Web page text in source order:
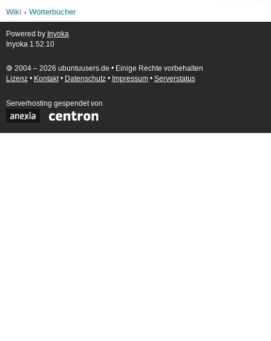
Wiki
Wörterbücher
Powered by Inyoka
Inyoka 1.52.10
🄯 2004 – 2026 ubuntuusers.de • Einige Rechte vorbehalten
Lizenz• Kontakt• Datenschutz• Impressum• Serverstatus
Serverhosting gespendet von